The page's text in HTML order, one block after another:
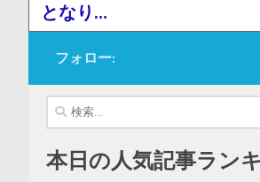
となり…
フォロー:
検
索:
本日の人気記事ラン